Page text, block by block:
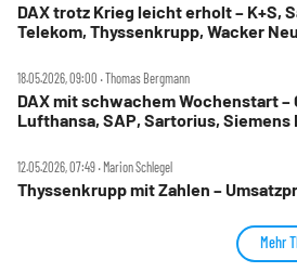
DAX trotz Krieg leicht erholt – K+S,
Telekom, Thyssenkrupp, Wacker
18.05.2026, 09:00 ‧ Thomas Bergmann
DAX mit schwachem Wochenstart –
Lufthansa, SAP, Sartorius, Siemens
12.05.2026, 07:49 ‧ Marion Schlegel
Thyssenkrupp mit Zahlen –
Mehr